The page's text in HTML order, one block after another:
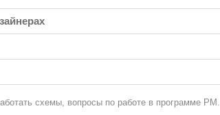
схемы, вопросы по работе в программе РМ.